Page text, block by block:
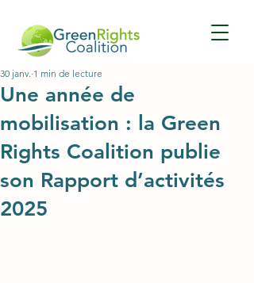
Une année de
mobilisation : la Green
Rights Coalition publie
son Rapport d’activités
2025
30 janv. 1 min de lecture